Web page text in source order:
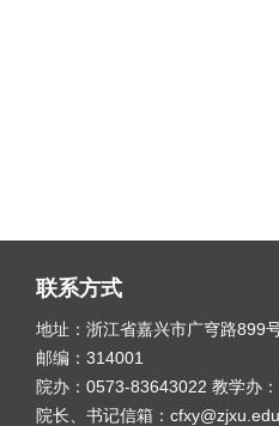
联系方式
地址：浙江省嘉兴市广穹路899
邮编：314001
院办：0573-83643022 教学
院长、书记信箱：